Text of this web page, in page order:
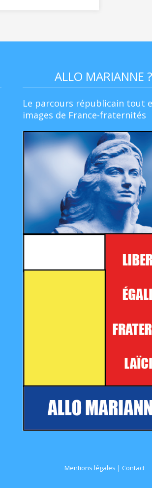
ALLO MARIANNE ?
Le parcours républicain tout
images de France-fraternités
Mentions légales | Contact